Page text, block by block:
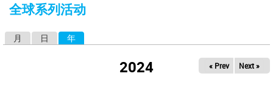
这
全球系列活动
月 日 年
2024 « Prev Next »